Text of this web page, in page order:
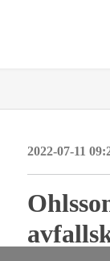
2022-07-11